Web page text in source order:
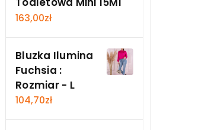
163,00zł
Bluzka Ilumina
Fuchsia :
Rozmiar - L
104,70zł